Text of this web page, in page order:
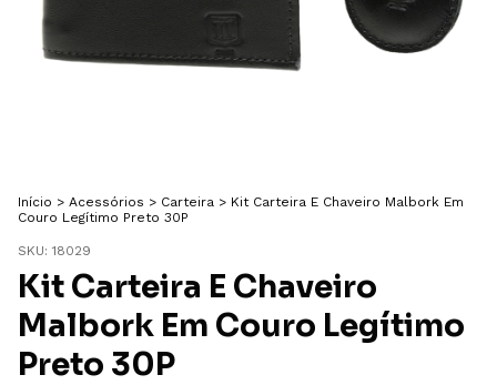
Início > Acessórios > Carteira > Kit Carteira E Chaveiro Malbork Em
Couro Legítimo Preto 30P
SKU: 18029
Kit Carteira E Chaveiro
Malbork Em Couro Legítimo
Preto 30P